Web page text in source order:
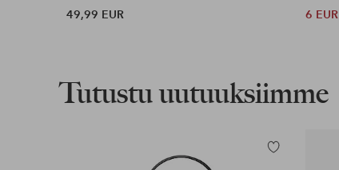
49,99 EUR
6 EUR
Tutustu uutuuksiimme
Lisää